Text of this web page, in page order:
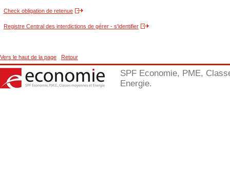
Check obligation de retenue
Registre Central des interdictions de gérer - s'identifier
Vers le haut de la page Retour
SPF Economie, PME,
Energie.